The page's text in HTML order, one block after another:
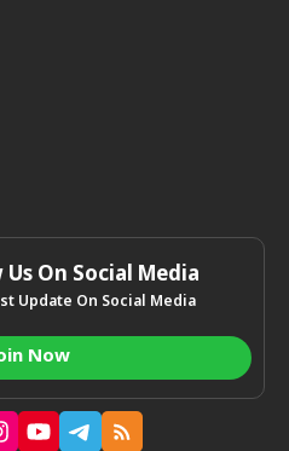
Us On Social Media
Update On Social Media
Now